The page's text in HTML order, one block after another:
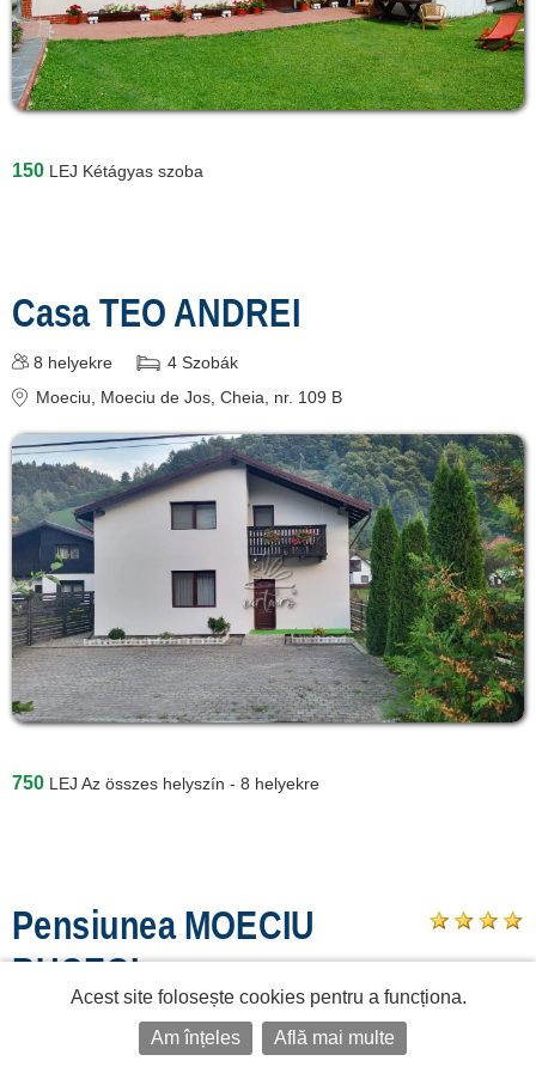
150 LEJ Kétágyas szoba
Casa TEO ANDREI
8 helyekre 4 Szobák
Moeciu , Moeciu de Jos, Cheia, nr. 109 B
750 LEJ Az összes helyszín - 8 helyekre
Pensiunea MOECIU
BUCEGI
8 Szobák
, Moeciu de Jos, Drumu Mic, nr. 379 A, jud. Brasov
Acest site folosește cookies pentru a funcționa.
Am înțeles
Află mai multe